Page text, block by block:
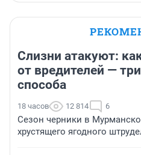
Слизни атакуют:
от вредителей —
способа
18 часов 12 814 6
Сезон черники в
хрустящего ягодного